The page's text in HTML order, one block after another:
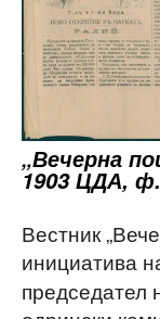
„Вечерна
1903 ЦДА, ф.
Вестник
инициатива
председател